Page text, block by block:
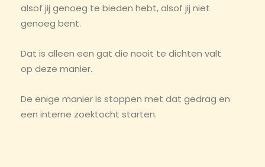
alsof jij genoeg te bieden hebt, alsof jij niet
genoeg bent.
Dat is alleen een gat die nooit te dichten valt
op deze manier.
De enige manier is stoppen met dat gedrag en
een interne zoektocht starten.